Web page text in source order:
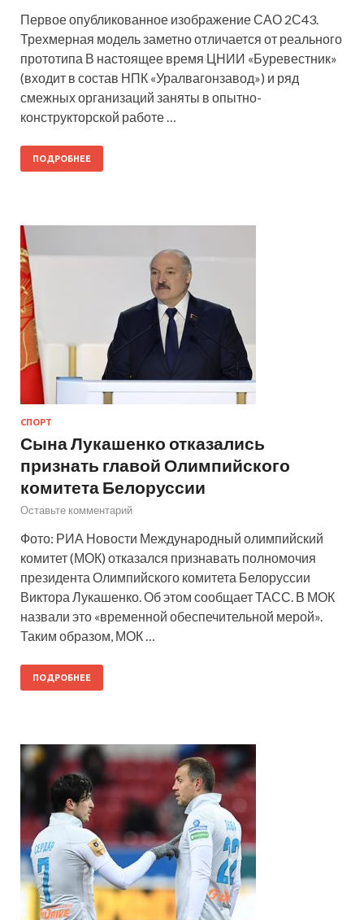
Первое опубликованное изображение САО 2С43.
Трехмерная модель заметно отличается от реального
прототипа В настоящее время ЦНИИ «Буревестник»
(входит в состав НПК «Уралвагонзавод») и ряд
смежных организаций заняты в опытно-
конструкторской работе …
ПОДРОБНЕЕ
СПОРТ
Сына Лукашенко отказались
признать главой Олимпийского
комитета Белоруссии
Оставьте комментарий
Фото: РИА Новости Международный олимпийский
комитет (МОК) отказался признавать полномочия
президента Олимпийского комитета Белоруссии
Виктора Лукашенко. Об этом сообщает ТАСС. В МОК
назвали это «временной обеспечительной мерой».
Таким образом, МОК …
ПОДРОБНЕЕ